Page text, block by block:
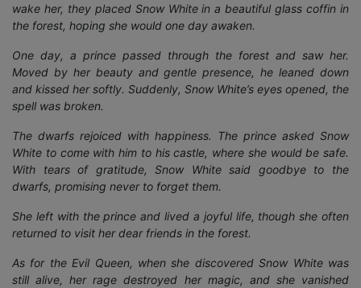
wake her, they placed Snow White in a beautiful glass coffin in
the forest, hoping she would one day awaken.
One day, a prince passed through the forest and saw her.
Moved by her beauty and gentle presence, he leaned down
and kissed her softly. Suddenly, Snow White’s eyes opened, the
spell was broken.
The dwarfs rejoiced with happiness. The prince asked Snow
White to come with him to his castle, where she would be safe.
With tears of gratitude, Snow White said goodbye to the
dwarfs, promising never to forget them.
She left with the prince and lived a joyful life, though she often
returned to visit her dear friends in the forest.
As for the Evil Queen, when she discovered Snow White was
still alive, her rage destroyed her magic, and she vanished